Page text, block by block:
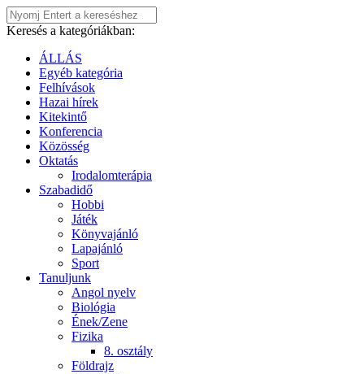
Keresés a kategóriákban:
ÁLLÁS
Egyéb kategória
Felhívások
Hazai hírek
Kitekintő
Konferencia
Közösség
Oktatás
Irodalomterápia
Szabadidő
Hobbi
Játék
Könyvajánló
Lapajánló
Sport
Tanuljunk
Angol nyelv
Biológia
Ének/Zene
Fizika
8. osztály
Földrajz